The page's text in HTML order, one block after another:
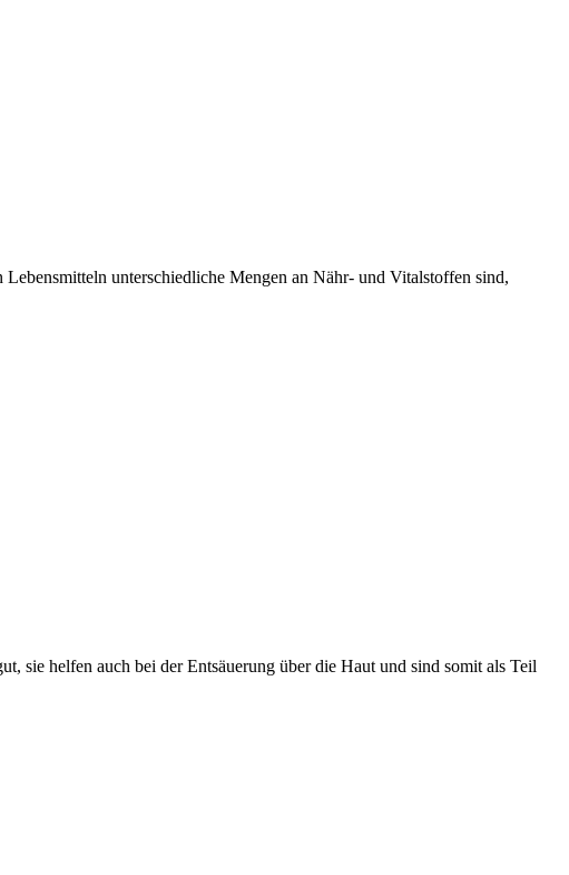
unterschiedliche Mengen an Nähr- und Vitalstoffen sind,
sie helfen auch bei der Entsäuerung über die Haut und sind somit als Teil